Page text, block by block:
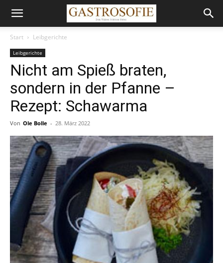
Start Leibgerichte
Leibgerichte
Nicht am Spieß braten,
sondern in der Pfanne –
Rezept: Schawarma
Von Ole Bolle - 28. März 2022